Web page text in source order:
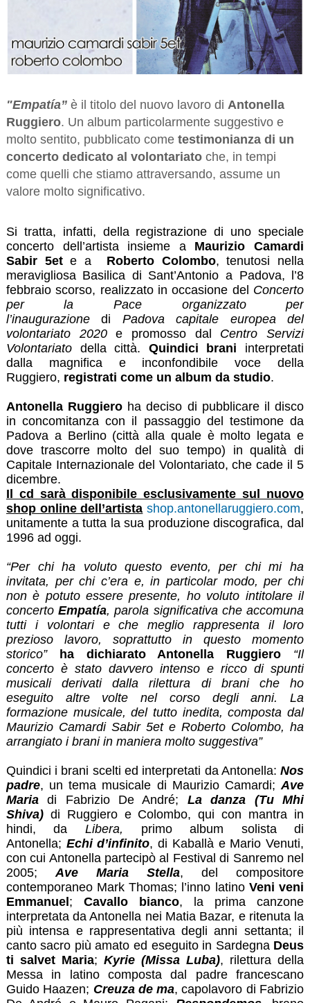
"Empatía” è il titolo del nuovo lavoro di Antonella
Ruggiero. Un album particolarmente suggestivo e
molto sentito, pubblicato come testimonianza di un
concerto dedicato al volontariato che, in tempi
come quelli che stiamo attraversando, assume un
valore molto significativo.
Si tratta, infatti, della registrazione di uno speciale
concerto dell’artista insieme a Maurizio Camardi
Sabir 5ete a Roberto Colombo, tenutosi nella
meravigliosa Basilica di Sant’Antonio a Padova, l’8
febbraio scorso, realizzato in occasione del Concerto
per la Pace organizzato per
l’inaugurazionedi Padova capitale europea del
volontariato 2020e promosso dal Centro Servizi
Volontariatodella città. Quindici brani interpretati
dalla magnifica e inconfondibile voce della
Ruggiero, registrati come un album da studio.
Antonella Ruggiero ha deciso di pubblicare il disco
in concomitanza con il passaggio del testimone da
Padova a Berlino (città alla quale è molto legata e
dove trascorre molto del suo tempo) in qualità di
Capitale Internazionale del Volontariato, che cade il 5
dicembre.
Il cd sarà disponibile esclusivamente sul nuovo
shop online dell’artista shop.antonellaruggiero.com,
unitamente a tutta la sua produzione discografica, dal
1996 ad oggi.
“Per chi ha voluto questo evento, per chi mi ha
invitata, per chi c’era e, in particolar modo, per chi
non è potuto essere presente, ho voluto intitolare il
concertoEmpatía, parola significativa che accomuna
tutti i volontari e che meglio rappresenta il loro
prezioso lavoro, soprattutto in questo momento
storico”
ha dichiarato Antonella Ruggiero
“Il
concerto è stato davvero intenso e ricco di spunti
musicali derivati dalla rilettura di brani che ho
eseguito altre volte nel corso degli anni. La
formazione musicale, del tutto inedita, composta dal
Maurizio Camardi Sabir 5et e Roberto Colombo, ha
arrangiato i brani in maniera molto suggestiva”
Quindici i brani scelti ed interpretati da Antonella:Nos
padre, un tema musicale di Maurizio Camardi;Ave
Mariadi Fabrizio De André; La danza (Tu Mhi
Shiva)di Ruggiero e Colombo, qui con mantra in
hindi, da Libera, primo album solista di
Antonella; Echi d’infinito, di Kaballà e Mario Venuti,
con cui Antonella partecipò al Festival di Sanremo nel
2005; Ave Maria Stella, del compositore
contemporaneo Mark Thomas; l’inno latino Veni veni
Emmanuel; Cavallo bianco, la prima canzone
interpretata da Antonella nei Matia Bazar, e ritenuta la
più intensa e rappresentativa degli anni settanta; il
canto sacro più amato ed eseguito in Sardegna Deus
ti salvet Maria; Kyrie (Missa Luba), rilettura della
Messa in latino composta dal padre francescano
Guido Haazen; Creuza de ma, capolavoro di Fabrizio